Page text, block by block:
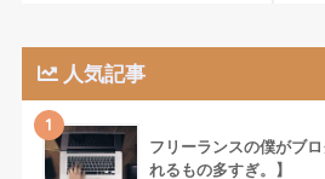
人気記事
1
フリーランスの僕がブ
れるもの多すぎ。】